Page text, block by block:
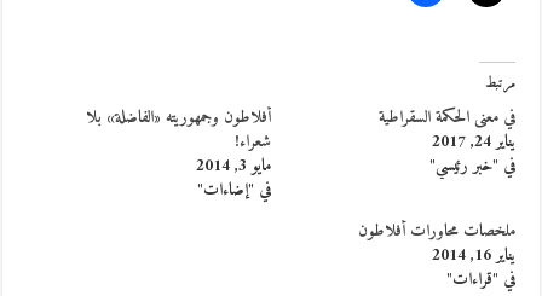
مرتبط
في معنى الحكمة السقراطية
يناير 24, 2017
في "خبر رئيسي"
أفلاطون وجمهوريته «الفاضلة» بلا
شعراء!
مايو 3, 2014
في "إضاءات"
ملخصات محاورات أفلاطون
يناير 16, 2014
في "قراءات"